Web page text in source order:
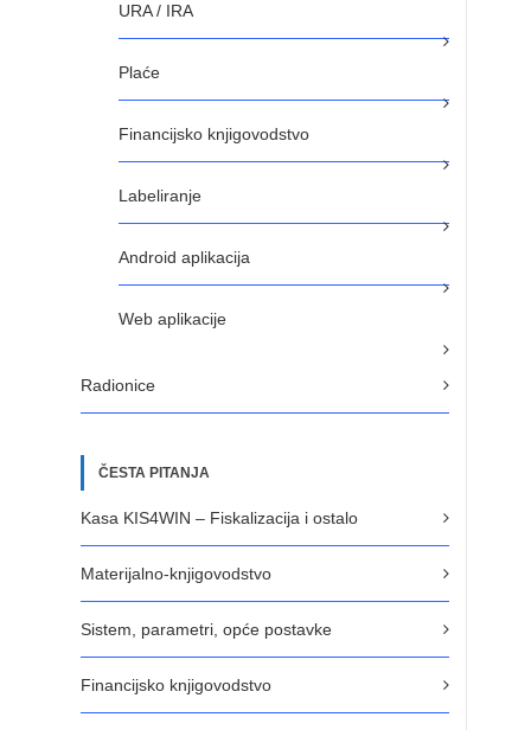
URA / IRA
Plaće
Financijsko knjigovodstvo
Labeliranje
Android aplikacija
Web aplikacije
Radionice
ČESTA PITANJA
Kasa KIS4WIN – Fiskalizacija i ostalo
Materijalno-knjigovodstvo
Sistem, parametri, opće postavke
Financijsko knjigovodstvo